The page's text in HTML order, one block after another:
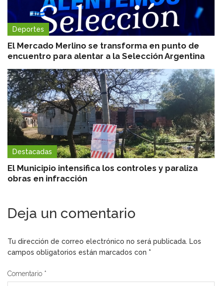
Deportes
El Mercado Merlino se transforma en punto de
encuentro para alentar a la Selección Argentina
Destacadas
El Municipio intensifica los controles y paraliza
obras en infracción
Deja un comentario
Tu dirección de correo electrónico no será publicada. Los
campos obligatorios están marcados con *
Comentario *